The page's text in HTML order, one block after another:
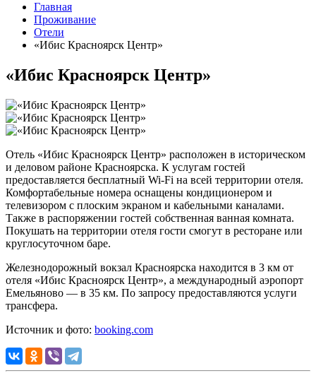
Главная
Проживание
Отели
«Ибис Красноярск Центр»
«Ибис Красноярск Центр»
Отель «Ибис Красноярск Центр» расположен в историческом
и деловом районе Красноярска. К услугам гостей
предоставляется бесплатный Wi-Fi на всей территории отеля.
Комфортабельные номера оснащены кондиционером и
телевизором с плоским экраном и кабельными каналами.
Также в распоряжении гостей собственная ванная комната.
Покушать на территории отеля гости смогут в ресторане или
круглосуточном баре.
Железнодорожный вокзал Красноярска находится в 3 км от
отеля «Ибис Красноярск Центр», а международный аэропорт
Емельяново — в 35 км. По запросу предоставляются услуги
трансфера.
Источник и фото: booking.com